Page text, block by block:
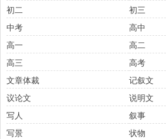
初二
初三
中考
高中
高一
高二
高三
高考
文章体裁
记叙文
议论文
说明文
写人
叙事
写景
状物